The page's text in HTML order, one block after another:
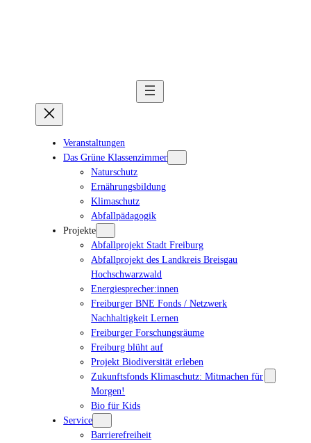
Veranstaltungen
Das Grüne Klassenzimmer
Naturschutz
Ernährungsbildung
Klimaschutz
Abfallpädagogik
Projekte
Abfallprojekt Stadt Freiburg
Abfallprojekt des Landkreis Breisgau
Hochschwarzwald
Energiesprecher:innen
Freiburger BNE Fonds / Netzwerk
Nachhaltigkeit Lernen
Freiburger Forschungsräume
Freiburg blüht auf
Projekt Biodiversität erleben
Zukunftsfonds Klimaschutz: Mitmachen für
Morgen!
Bio für Kids
Service
Barrierefreiheit